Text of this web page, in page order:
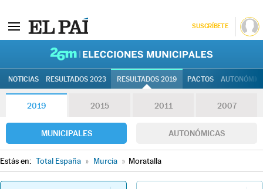
SUSCRÍBETE
NOTICIAS RESULTADOS 2023 RESULTADOS 2019 PACTOS
2019 2015 2011 2007
MUNICIPALES AUTONÓMICAS
Estás en: Total España » Murcia » Moratalla